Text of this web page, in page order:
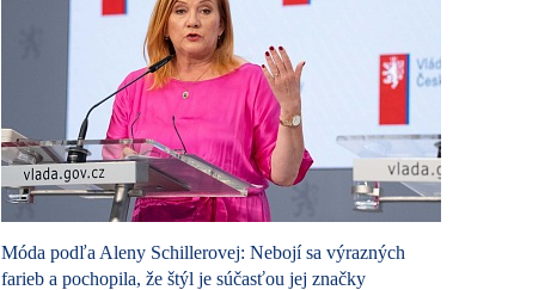
Móda podľa Aleny Schillerovej: Nebojí sa výrazných
farieb a pochopila, že štýl je súčasťou jej značky